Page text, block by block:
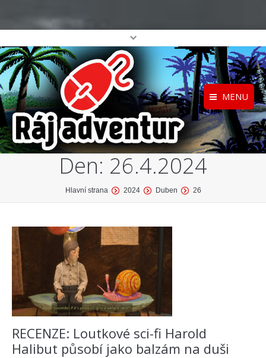
MENU
Registrace
Přihlášení
Home
O projektu
Katalog her
Den: 26.4.2024
Hlavní strana 2024 Duben 26
RECENZE: Loutkové sci-fi Harold
Halibut působí jako balzám na duši